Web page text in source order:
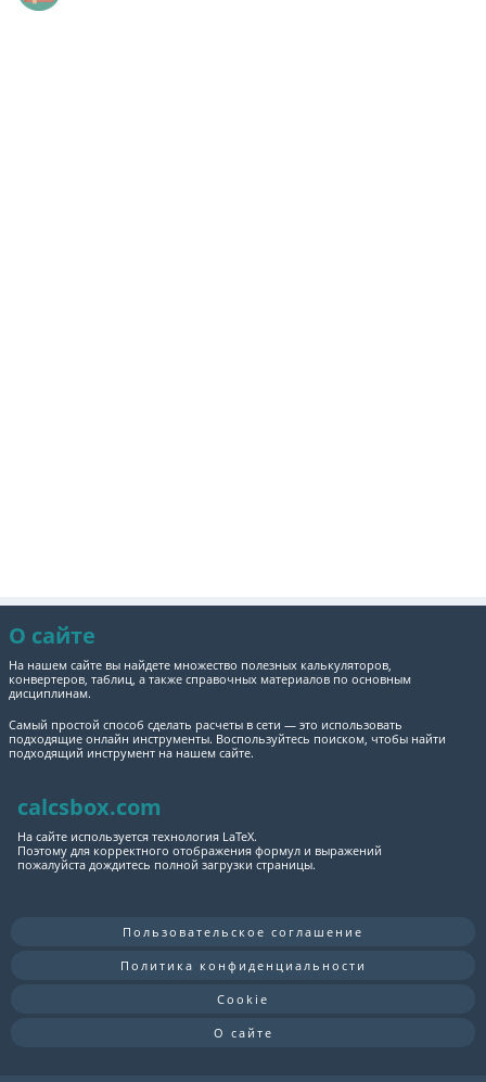
О сайте
На нашем сайте вы найдете множество полезных калькуляторов,
конвертеров, таблиц, а также справочных материалов по основным
дисциплинам.
Самый простой способ сделать расчеты в сети — это использовать
подходящие онлайн инструменты. Воспользуйтесь поиском, чтобы найти
подходящий инструмент на нашем сайте.
calcsbox.com
На сайте используется технология LaTeX.
Поэтому для корректного отображения формул и выражений
пожалуйста дождитесь полной загрузки страницы.
Пользовательское соглашение
Политика конфиденциальности
Cookie
О сайте